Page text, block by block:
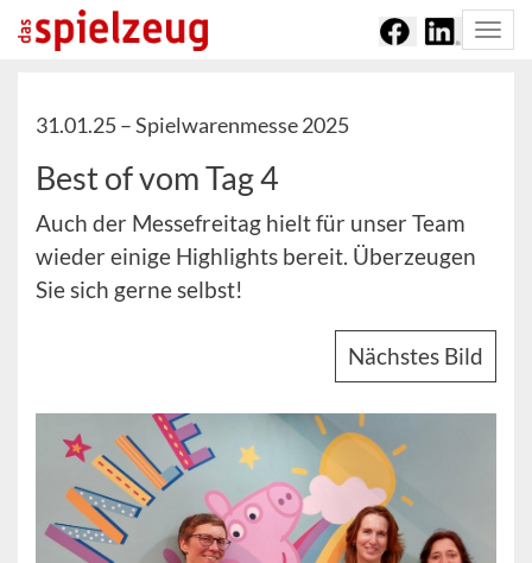
31.01.25 –Spielwarenmesse 2025
Best of vom Tag 4
Auch der Messefreitag hielt für unser Team
wieder einige Highlights bereit. Überzeugen
Sie sich gerne selbst!
Nächstes Bild